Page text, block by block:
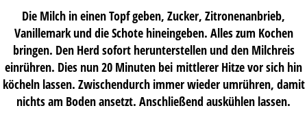
Die Milch in einen Topf geben, Zucker, Zitronenanbrieb,
Vanillemark und die Schote hineingeben. Alles zum Kochen
bringen. Den Herd sofort herunterstellen und den Milchreis
einrühren. Dies nun 20 Minuten bei mittlerer Hitze vor sich hin
köcheln lassen. Zwischendurch immer wieder umrühren, damit
nichts am Boden ansetzt. Anschließend auskühlen lassen.